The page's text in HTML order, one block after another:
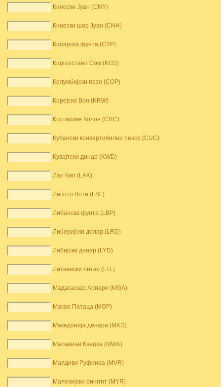
Кинески Јуан (CNY)
Кинески шор Јуан (CNH)
Кипарска фунта (CYP)
Киргизстани Сом (KGS)
Колумбијски пезо (COP)
Корејски Вон (KRW)
Костарике Колон (CRC)
Кубански конвертибилни пезос (CUC)
Кувајтски динар (KWD)
Лао Кип (LAK)
Лесото Лоти (LSL)
Либанска фунта (LBP)
Либеријски долар (LRD)
Либијски динар (LYD)
Литвански литас (LTL)
Мадагаскар Ариари (MGA)
Макао Патаца (MOP)
Македонија денари (MKD)
Малавиан Квацха (MWK)
Малдиви Руфииаа (MVR)
Малезијски ринггит (MYR)